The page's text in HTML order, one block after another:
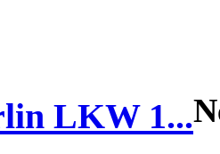
LKW 1...